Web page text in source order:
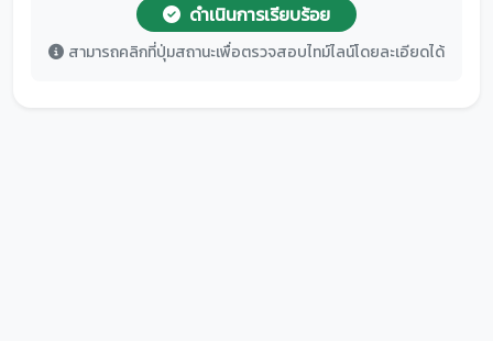
ดำเนินการเรียบร้อย
สามารถคลิกที่ปุ่มสถานะเพื่อตรวจสอบไทม์ไลน์โดยละเอียดได้